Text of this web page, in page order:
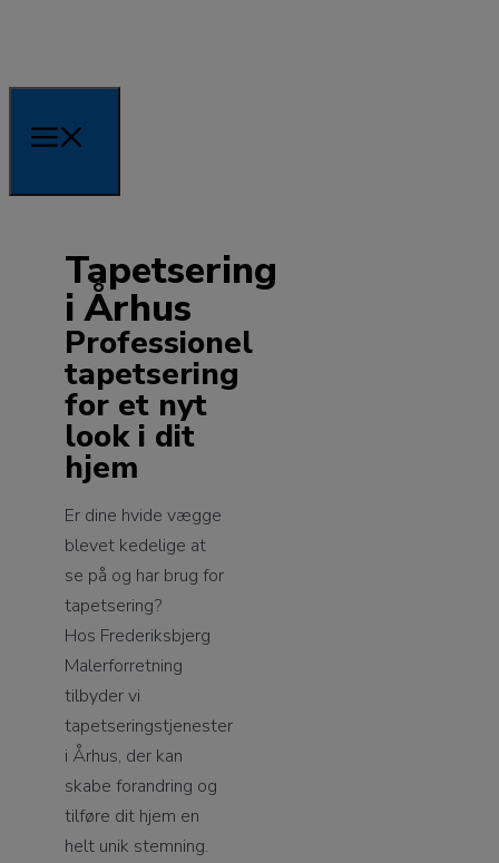
Tapetsering
i Århus
Professionel
tapetsering
for et nyt
look i dit
hjem
Er dine hvide vægge
blevet kedelige at
se på og har brug for
tapetsering?
Hos Frederiksbjerg
Malerforretning
tilbyder vi
tapetseringstjenester
i Århus, der kan
skabe forandring og
tilføre dit hjem en
helt unik stemning.